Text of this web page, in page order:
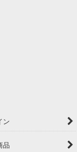
ン
品